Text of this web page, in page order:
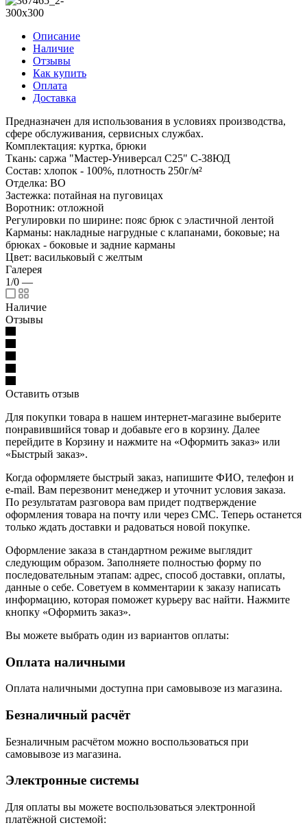
Описание
Наличие
Отзывы
Как купить
Оплата
Доставка
Предназначен для использования в условиях производства,
сфере обслуживания, сервисных службах.
Комплектация: куртка, брюки
Ткань: саржа "Мастер-Универсал С25" С-38ЮД
Состав: хлопок - 100%, плотность 250г/м²
Отделка: ВО
Застежка: потайная на пуговицах
Воротник: отложной
Регулировки по ширине: пояс брюк с эластичной лентой
Карманы: накладные нагрудные с клапанами, боковые; на
брюках - боковые и задние карманы
Цвет: васильковый с желтым
Галерея
1/0 —
Наличие
Отзывы
Оставить отзыв
Для покупки товара в нашем интернет-магазине выберите
понравившийся товар и добавьте его в корзину. Далее
перейдите в Корзину и нажмите на «Оформить заказ» или
«Быстрый заказ».
Когда оформляете быстрый заказ, напишите ФИО, телефон и
e-mail. Вам перезвонит менеджер и уточнит условия заказа.
По результатам разговора вам придет подтверждение
оформления товара на почту или через СМС. Теперь останется
только ждать доставки и радоваться новой покупке.
Оформление заказа в стандартном режиме выглядит
следующим образом. Заполняете полностью форму по
последовательным этапам: адрес, способ доставки, оплаты,
данные о себе. Советуем в комментарии к заказу написать
информацию, которая поможет курьеру вас найти. Нажмите
кнопку «Оформить заказ».
Вы можете выбрать один из вариантов оплаты:
Оплата наличными
Оплата наличными доступна при самовывозе из магазина.
Безналичный расчёт
Безналичным расчётом можно воспользоваться при
самовывозе из магазина.
Электронные системы
Для оплаты вы можете воспользоваться электронной
платёжной системой: